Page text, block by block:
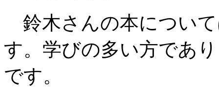
鈴木さんの本につい
す。学びの多い方であ
です。